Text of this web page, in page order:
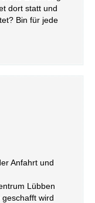
dort statt und
Bin für jede
Anfahrt und
Lübben
wird